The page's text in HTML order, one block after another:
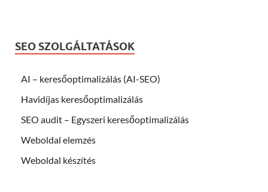
SEO SZOLGÁLTATÁSOK
AI – keresőoptimalizálás (AI-SEO)
Havidíjas keresőoptimalizálás
SEO audit – Egyszeri keresőoptimalizálás
Weboldal elemzés
Weboldal készítés